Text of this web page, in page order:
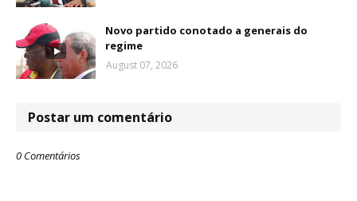
Novo partido conotado a generais do
regime
August 07, 2026
Postar um comentário
0 Comentários